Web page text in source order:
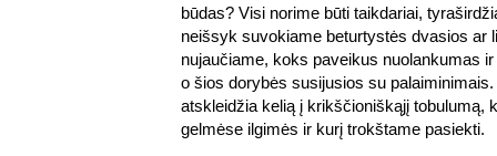
būdas? Visi norime būti taikdariai,
neišsyk suvokiame beturtystės dvasios ar
nujaučiame, koks paveikus nuolankumas
o šios dorybės susijusios su palaiminimais.
atskleidžia kelią į krikščioniškąjį tobulumą,
gelmėse ilgimės ir kurį trokštame pasiekti.